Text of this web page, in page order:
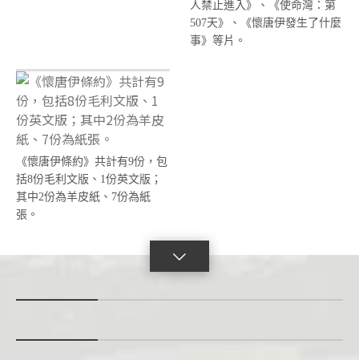
人禁止進入》、《使命灣：第
507天》、《懷唐伊發生了什麼
事》等片。
《懷唐伊條約》共計有9份，包
括8份毛利文版、1份英文版；
其中2份為羊皮紙、7份為紙
張。